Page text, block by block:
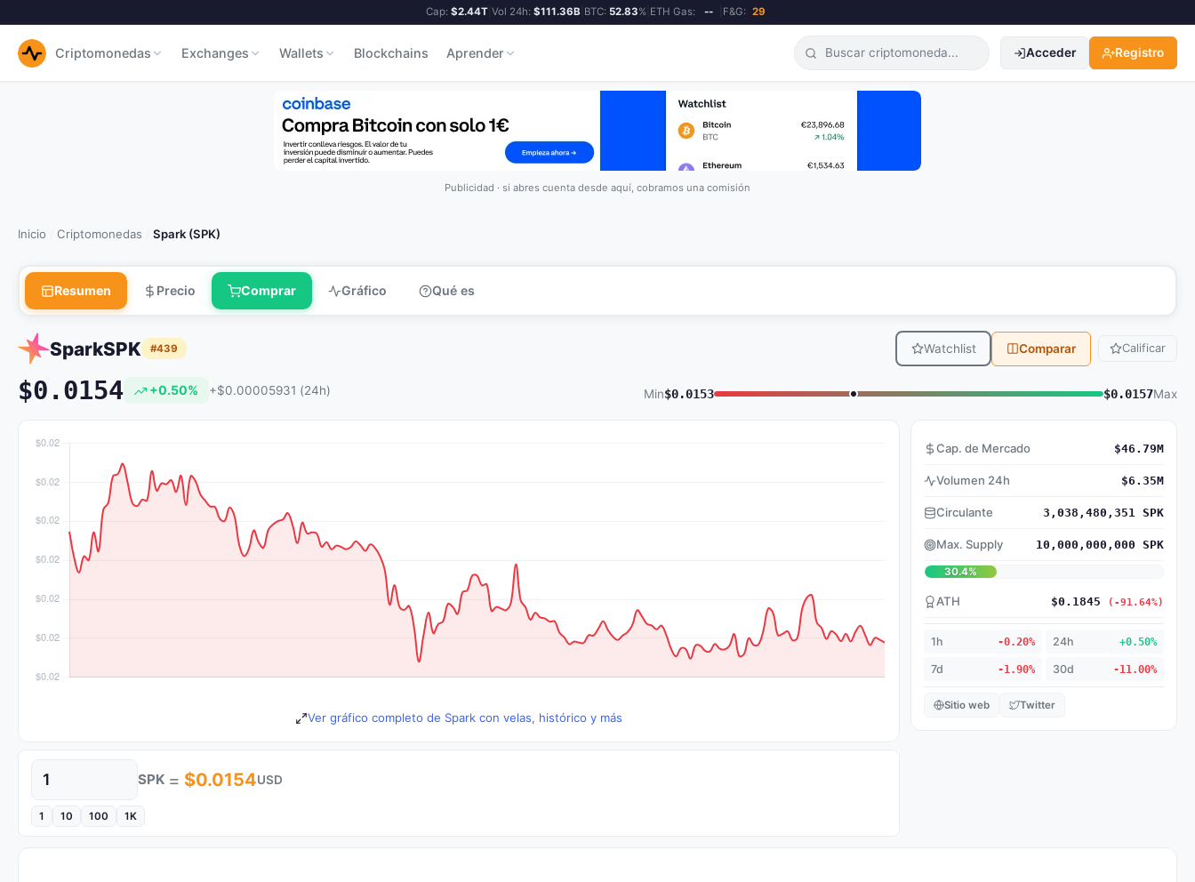
Cap: $2.44T| Vol 24h: $111.36B| BTC: 52.83%| ETH Gas: -- F&G: 29
Criptomonedas Exchanges Wallets Blockchains Aprender Acceder Registro
Publicidad · si abres cuenta desde aquí, cobramos una comisión
Inicio Criptomonedas Spark (SPK)
Resumen Precio Comprar Gráfico Qué es
SparkSPK #439 Watchlist Comparar Calificar
$0.0154 +0.50% +$0.00005931 (24h) Min$0.0153 $0.0157Max
Ver gráfico completo de Spark con velas, histórico y más
Cantidad SPK = $0.0154USD
1 10 100 1K
Cap. de Mercado $46.79M
Volumen 24h $6.35M
Circulante 3,038,480,351 SPK
Max. Supply 10,000,000,000 SPK
30.4%
ATH $0.1845 (-91.64%)
1h -0.20% 24h +0.50%
7d -1.90% 30d -11.00%
Sitio web Twitter